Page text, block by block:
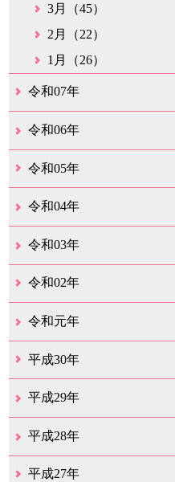
3月（45）
2月（22）
1月（26）
令和07年
12月（50）
11月（42）
10月（31）
9月（35）
8月（26）
7月（25）
6月（35）
5月（26）
4月（35）
3月（32）
2月（35）
1月（24）
令和06年
12月（46）
11月（38）
10月（32）
9月（29）
8月（36）
7月（30）
6月（33）
5月（29）
4月（45）
3月（50）
2月（21）
1月（75）
令和05年
12月（36）
11月（31）
10月（30）
9月（30）
8月（26）
7月（29）
6月（19）
5月（28）
4月（28）
3月（38）
2月（21）
1月（22）
令和04年
12月（40）
11月（22）
10月（33）
9月（35）
8月（31）
7月（25）
6月（33）
5月（16）
4月（48）
3月（42）
2月（23）
1月（31）
令和03年
12月（26）
11月（25）
10月（18）
9月（33）
8月（27）
7月（28）
6月（24）
5月（24）
4月（36）
3月（67）
2月（18）
1月（44）
令和02年
12月（41）
11月（18）
10月（25）
9月（21）
8月（31）
7月（28）
6月（41）
5月（36）
4月（49）
3月（69）
2月（36）
1月（15）
令和元年
12月（19）
11月（21）
10月（36）
9月（25）
8月（16）
7月（16）
6月（13）
5月（10）
4月（38）
3月（15）
2月（10）
1月（8）
平成30年
12月（14）
11月（13）
10月（18）
9月（17）
8月（19）
7月（66）
6月（19）
5月（16）
4月（29）
3月（41）
2月（16）
1月（15）
平成29年
12月（22）
11月（11）
10月（22）
9月（31）
8月（20）
7月（29）
6月（6）
5月（13）
4月（10）
3月（10）
2月（5）
1月（6）
平成28年
12月（15）
11月（12）
10月（12）
9月（21）
8月（11）
7月（18）
6月（16）
5月（27）
4月（49）
3月（37）
2月（12）
1月（9）
平成27年